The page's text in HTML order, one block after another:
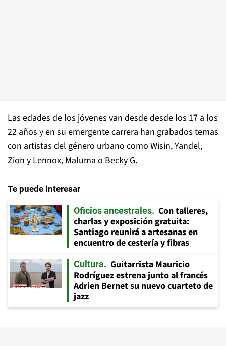
Las edades de los jóvenes van desde desde los 17 a los
22 años y en su emergente carrera han grabados temas
con artistas del género urbano como Wisin, Yandel,
Zion y Lennox, Maluma o Becky G.
Te puede interesar
Oficios ancestrales
Con talleres,
charlas y exposición gratuita:
Santiago reunirá a artesanas en
encuentro de cestería y fibras
Cultura
Guitarrista Mauricio
Rodríguez estrena junto al francés
Adrien Bernet su nuevo cuarteto de
jazz